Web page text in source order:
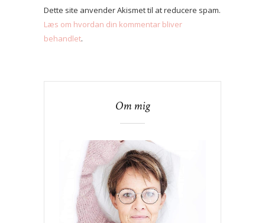
Dette site anvender Akismet til at reducere spam.
Læs om hvordan din kommentar bliver
behandlet.
Om mig